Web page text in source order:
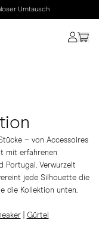
Umtausch
– von Accessoires
mit erfahrenen
Portugal. Verwurzelt
jede Silhouette die
die Kollektion unten.
| Gürtel